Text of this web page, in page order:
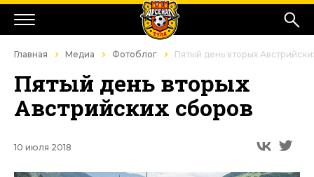
Главная Медиа Фотоблог Пятый день вторых
Пятый день вторых
Австрийских сборов
10 июля 2018